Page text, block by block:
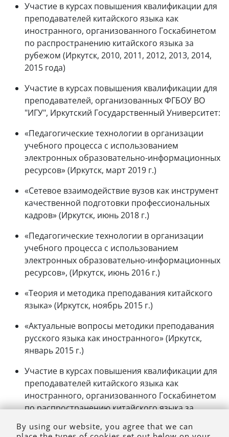
Участие в курсах повышения квалификации для
преподавателей китайского языка как
иностранного, организованного Госкабинетом
по распространению китайского языка за
рубежом (Иркутск, 2010, 2011, 2012, 2013, 2014,
2015 года)
Участие в курсах повышения квалификации для
преподавателей, организованных ФГБОУ ВО
"ИГУ", Иркутский Государственный Университет:
«Педагогические технологии в организации
учебного процесса с использованием
электронных образовательно-информационных
ресурсов» (Иркутск, март 2019 г.)
«Сетевое взаимодействие вузов как инструмент
качественной подготовки профессиональных
кадров» (Иркутск, июнь 2018 г.)
«Педагогические технологии в организации
учебного процесса с использованием
электронных образовательно-информационных
ресурсов», (Иркутск, июнь 2016 г.)
«Теория и методика преподавания китайского
языка» (Иркутск, ноябрь 2015 г.)
«Актуальные вопросы методики преподавания
русского языка как иностранного» (Иркутск,
январь 2015 г.)
Участие в курсах повышения квалификации для
преподавателей китайского языка как
иностранного, организованного Госкабинетом
по распространению китайского языка за
By using our website, you agree that we can